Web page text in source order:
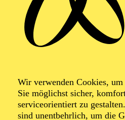
Wir verwenden Cookies,
Sie möglichst sicher,
serviceorientiert zu
sind unentbehrlich, um die
La
(Das Mädchen